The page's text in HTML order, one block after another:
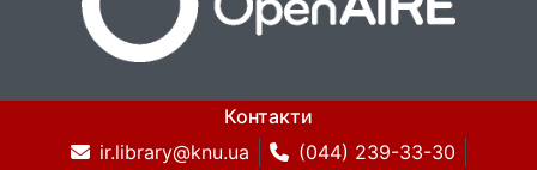
Контакти
ir.library@knu.ua
(044) 239-33-30